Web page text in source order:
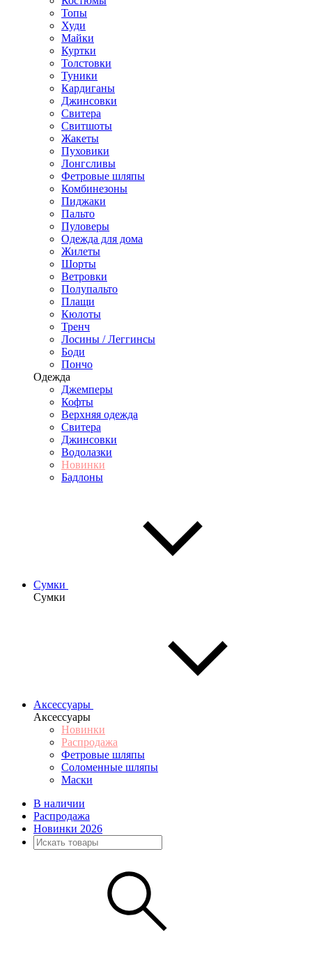
Топы
Худи
Майки
Куртки
Толстовки
Туники
Кардиганы
Джинсовки
Свитера
Свитшоты
Жакеты
Пуховики
Лонгсливы
Фетровые шляпы
Комбинезоны
Пиджаки
Пальто
Пуловеры
Одежда для дома
Жилеты
Шорты
Ветровки
Полупальто
Плащи
Кюлоты
Тренч
Лосины / Леггинсы
Боди
Пончо
Одежда
Джемперы
Кофты
Верхняя одежда
Свитера
Джинсовки
Водолазки
Новинки
Бадлоны
Сумки
Сумки
Аксессуары
Аксессуары
Новинки
Распродажа
Фетровые шляпы
Соломенные шляпы
Маски
В наличии
Распродажа
Новинки 2026